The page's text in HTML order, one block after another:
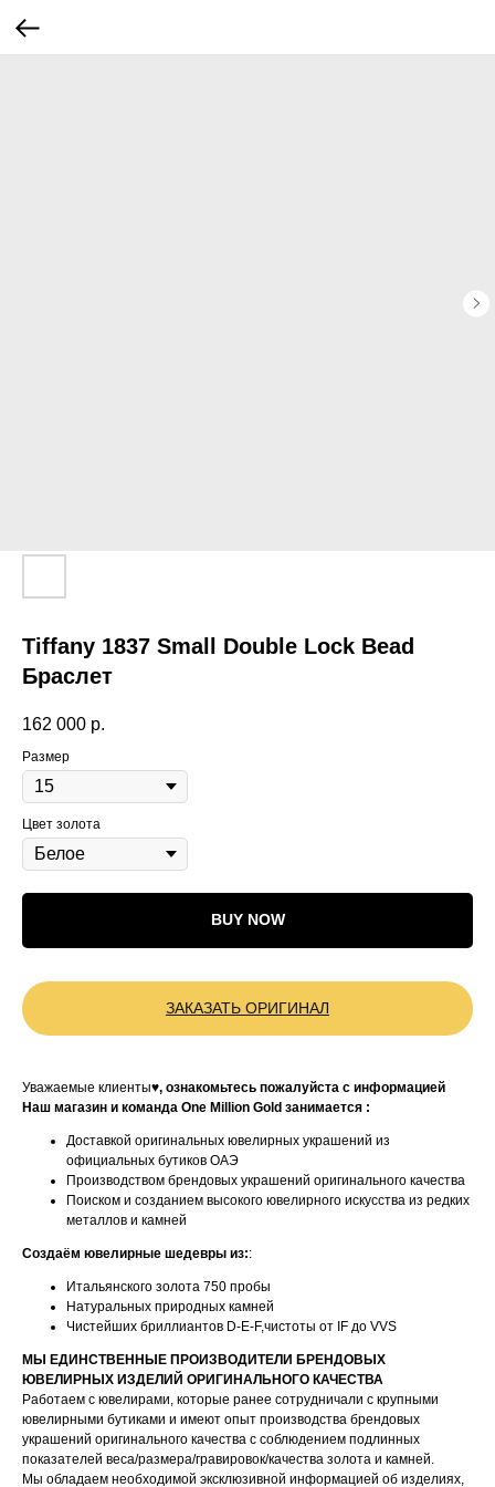
Tiffany 1837 Small Double Lock Bead
Браслет
162 000 р.
Размер
Цвет золота
BUY NOW
ЗАКАЗАТЬ ОРИГИНАЛ
Уважаемые клиенты♥, ознакомьтесь пожалуйста с информацией
Наш магазин и команда One Million Gold занимается :
Доставкой оригинальных ювелирных украшений из
официальных бутиков ОАЭ
Производством брендовых украшений оригинального качества
Поиском и созданием высокого ювелирного искусства из редких
металлов и камней
Создаём ювелирные шедевры из::
Итальянского золота 750 пробы
Натуральных природных камней
Чистейших бриллиантов D-E-F,чистоты от IF до VVS
МЫ ЕДИНСТВЕННЫЕ ПРОИЗВОДИТЕЛИ БРЕНДОВЫХ
ЮВЕЛИРНЫХ ИЗДЕЛИЙ ОРИГИНАЛЬНОГО КАЧЕСТВА
Работаем с ювелирами, которые ранее сотрудничали с крупными
ювелирными бутиками и имеют опыт производства брендовых
украшений оригинального качества с соблюдением подлинных
показателей веса/размера/гравировок/качества золота и камней.
Мы обладаем необходимой эксклюзивной информацией об изделиях,